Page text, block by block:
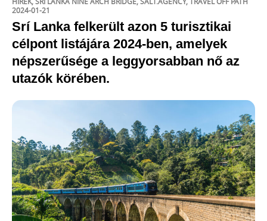
BLOG
RÓLUNK
KÉPEK
2024-01-21
Srí Lanka felkerült azon 5 turisztikai
célpont listájára 2024-ben, amelyek
népszerűsége a leggyorsabban nő az
utazók körében.